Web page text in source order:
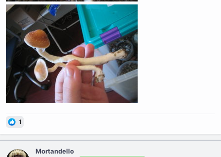
1
Mortandello